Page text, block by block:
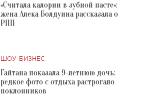
«Считала калории в зубной пасте»:
жена Алека Болдуина рассказала о
РПП
ШОУ-БИЗНЕС
Гайтана показала 9-летнюю дочь:
редкое фото с отдыха растрогало
поклонников